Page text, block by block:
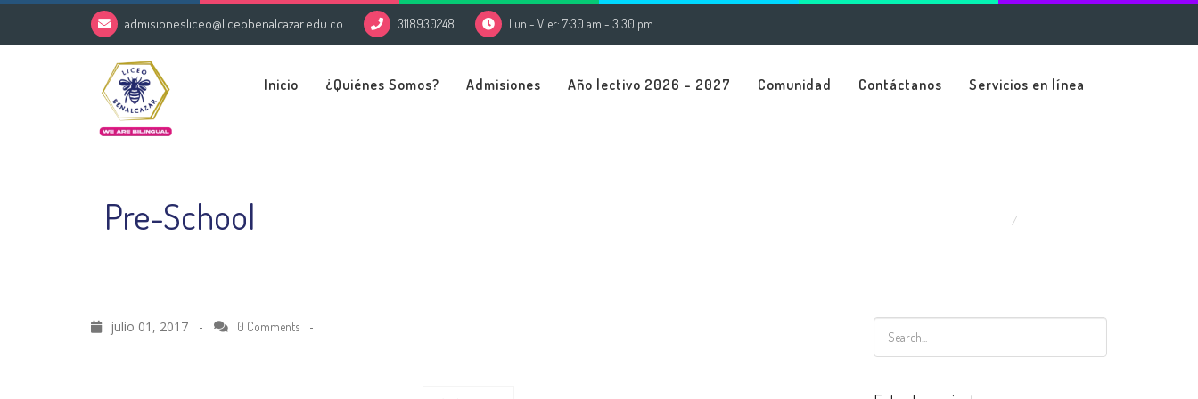
admisionesliceo@liceobenalcazar.edu.co 3118930248 Lun - Vier: 7:30 am - 3:30 pm
Inicio ¿Quiénes Somos? Admisiones Año lectivo 2026 – 2027 Comunidad Contáctanos Servicios en línea
Pre-School
julio 01, 2017 - 0 Comments -